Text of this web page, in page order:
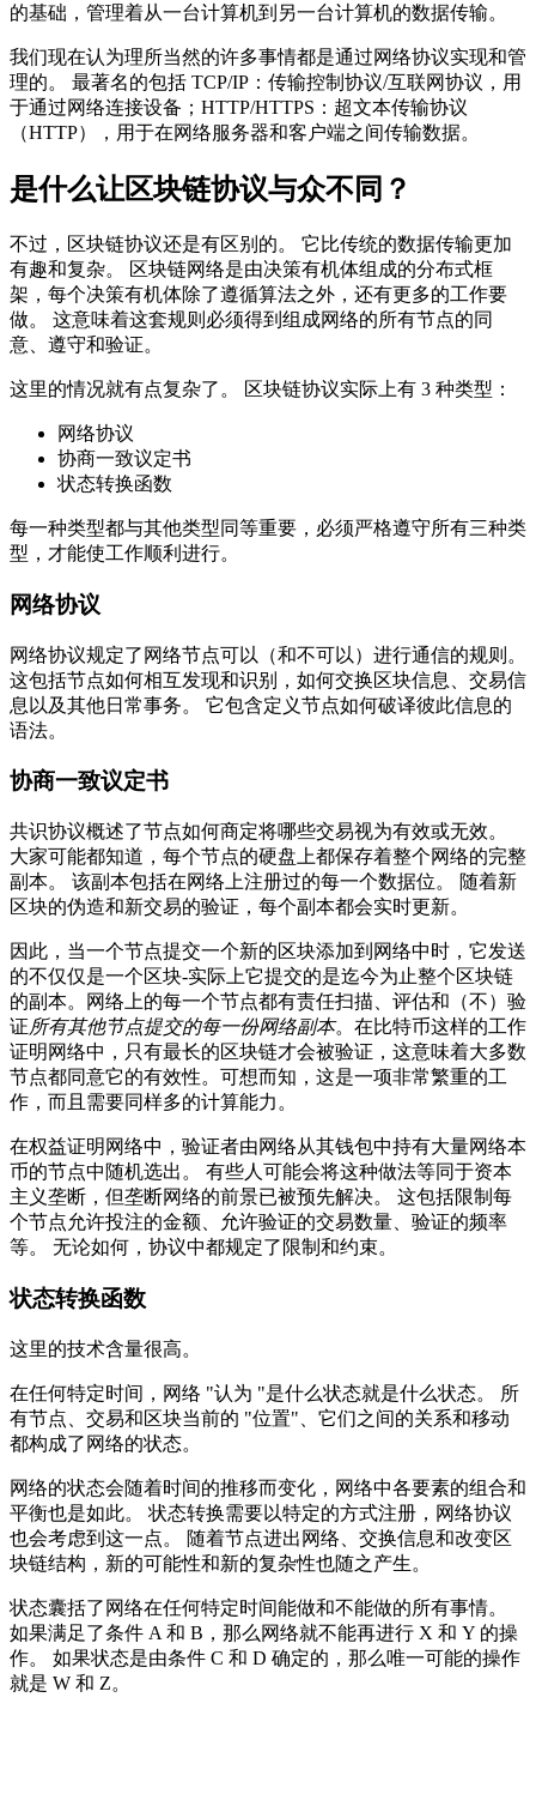
的基础，管理着从一台计算机到另一台计算机的数据传输。
我们现在认为理所当然的许多事情都是通过网络协议实现和管
理的。 最著名的包括 TCP/IP：传输控制协议/互联网协议，用
于通过网络连接设备；HTTP/HTTPS：超文本传输协议
（HTTP），用于在网络服务器和客户端之间传输数据。
是什么让区块链协议与众不同？
不过，区块链协议还是有区别的。 它比传统的数据传输更加
有趣和复杂。 区块链网络是由决策有机体组成的分布式框
架，每个决策有机体除了遵循算法之外，还有更多的工作要
做。 这意味着这套规则必须得到组成网络的所有节点的同
意、遵守和验证。
这里的情况就有点复杂了。 区块链协议实际上有 3 种类型：
网络协议
协商一致议定书
状态转换函数
每一种类型都与其他类型同等重要，必须严格遵守所有三种类
型，才能使工作顺利进行。
网络协议
网络协议规定了网络节点可以（和不可以）进行通信的规则。
这包括节点如何相互发现和识别，如何交换区块信息、交易信
息以及其他日常事务。 它包含定义节点如何破译彼此信息的
语法。
协商一致议定书
共识协议概述了节点如何商定将哪些交易视为有效或无效。
大家可能都知道，每个节点的硬盘上都保存着整个网络的完整
副本。 该副本包括在网络上注册过的每一个数据位。 随着新
区块的伪造和新交易的验证，每个副本都会实时更新。
因此，当一个节点提交一个新的区块添加到网络中时，它发送
的不仅仅是一个区块-实际上它提交的是迄今为止整个区块链
的副本。网络上的每一个节点都有责任扫描、评估和（不）验
证所有其他节点提交的每一份网络副本。在比特币这样的工作
证明网络中，只有最长的区块链才会被验证，这意味着大多数
节点都同意它的有效性。可想而知，这是一项非常繁重的工
作，而且需要同样多的计算能力。
在权益证明网络中，验证者由网络从其钱包中持有大量网络本
币的节点中随机选出。 有些人可能会将这种做法等同于资本
主义垄断，但垄断网络的前景已被预先解决。 这包括限制每
个节点允许投注的金额、允许验证的交易数量、验证的频率
等。 无论如何，协议中都规定了限制和约束。
状态转换函数
这里的技术含量很高。
在任何特定时间，网络 "认为 "是什么状态就是什么状态。 所
有节点、交易和区块当前的 "位置"、它们之间的关系和移动
都构成了网络的状态。
网络的状态会随着时间的推移而变化，网络中各要素的组合和
平衡也是如此。 状态转换需要以特定的方式注册，网络协议
也会考虑到这一点。 随着节点进出网络、交换信息和改变区
块链结构，新的可能性和新的复杂性也随之产生。
状态囊括了网络在任何特定时间能做和不能做的所有事情。
如果满足了条件 A 和 B，那么网络就不能再进行 X 和 Y 的操
作。 如果状态是由条件 C 和 D 确定的，那么唯一可能的操作
就是 W 和 Z。